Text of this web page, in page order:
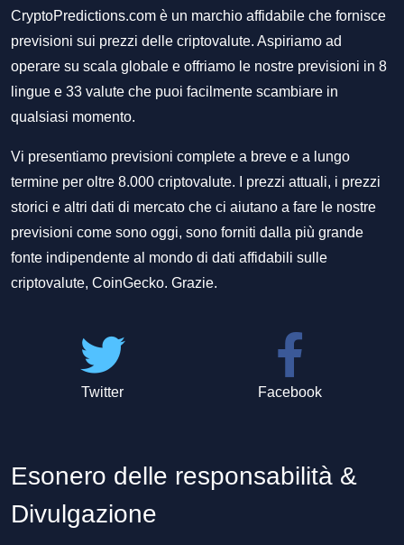
CryptoPredictions.com è un marchio affidabile che fornisce
previsioni sui prezzi delle criptovalute. Aspiriamo ad
operare su scala globale e offriamo le nostre previsioni in 8
lingue e 33 valute che puoi facilmente scambiare in
qualsiasi momento.
Vi presentiamo previsioni complete a breve e a lungo
termine per oltre 8.000 criptovalute. I prezzi attuali, i prezzi
storici e altri dati di mercato che ci aiutano a fare le nostre
previsioni come sono oggi, sono forniti dalla più grande
fonte indipendente al mondo di dati affidabili sulle
criptovalute, CoinGecko. Grazie.
Twitter Facebook
Esonero delle responsabilità &
Divulgazione